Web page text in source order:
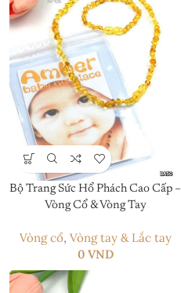
Bộ Trang Sức Hổ Phách Cao Cấp –
Vòng Cổ & Vòng Tay
Vòng cổ, Vòng tay & Lắc tay
0 VND